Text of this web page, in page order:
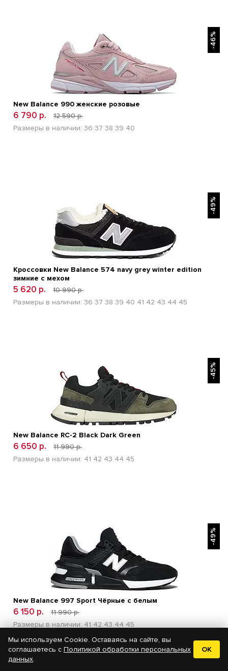
-46%
New Balance 990 женские розовые
6 790 р.
12 590 р.
Размеры в наличии: 36 37 38 39 40
-49%
Кроссовки New Balance 574 navy grey winter edition
зимние с мехом
5 620 р.
10 990 р.
Размеры в наличии: 36 37 38 39 40 41 42 43 44 45
-45%
New Balance RC-2 Black Dark Green
6 650 р.
11 990 р.
Размеры в наличии: 41 42 43 44 45
-49%
New Balance 997 Sport Чёрные с белым
6 150 р.
11 990 р.
Размеры в наличии: 41 42 43 44 45
Мы используем Cookie. Оставаясь на сайте, вы
соглашаетесь с Политикой обработки персональных
данных.
OK